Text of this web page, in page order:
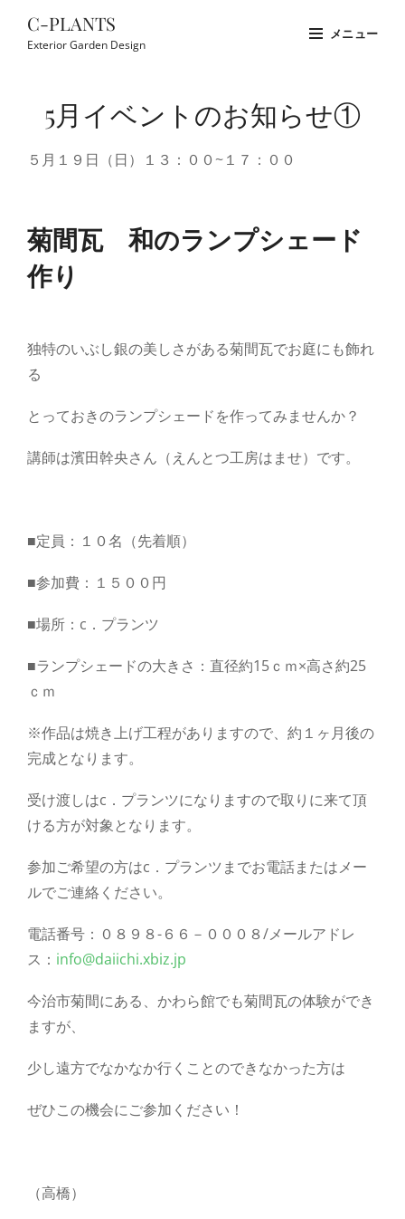
C-PLANTS
Exterior Garden Design
メニュー
5月イベントのお知らせ①
５月１９日（日）１３：００~１７：００
菊間瓦 和のランプシェード
作り
独特のいぶし銀の美しさがある菊間瓦でお庭にも飾れ
る
とっておきのランプシェードを作ってみませんか？
講師は濱田幹央さん（えんとつ工房はませ）です。
■定員：１０名（先着順）
■参加費：１５００円
■場所：c．プランツ
■ランプシェードの大きさ：直径約15ｃｍ×高さ約25
ｃｍ
※作品は焼き上げ工程がありますので、約１ヶ月後の
完成となります。
受け渡しはc．プランツになりますので取りに来て頂
ける方が対象となります。
参加ご希望の方はc．プランツまでお電話またはメー
ルでご連絡ください。
電話番号：０８９８-６６－０００８/メールアドレ
ス： info@daiichi.xbiz.jp
今治市菊間にある、かわら館でも菊間瓦の体験ができ
ますが、
少し遠方でなかなか行くことのできなかった方は
ぜひこの機会にご参加ください！
（高橋）